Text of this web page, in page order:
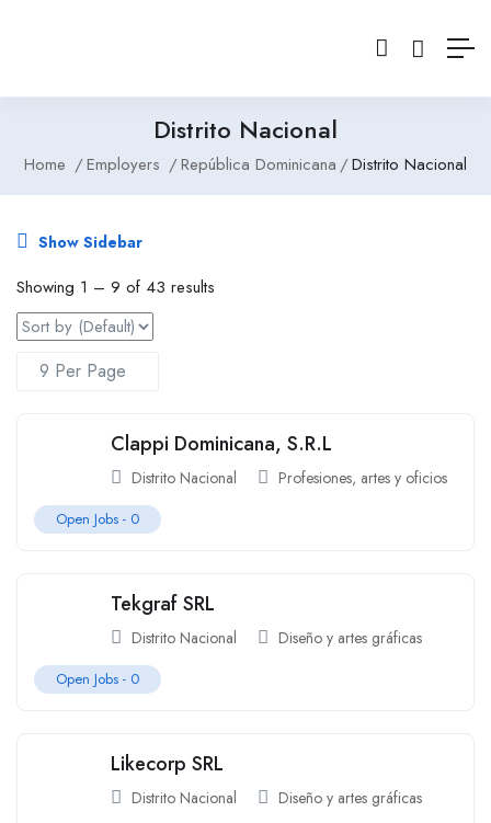
Distrito Nacional
Home Employers República Dominicana Distrito Nacional
Show Sidebar
Showing 1 – 9 of 43 results
Clappi Dominicana, S.R.L
Distrito Nacional Profesiones, artes y oficios
Open Jobs - 0
Tekgraf SRL
Distrito Nacional Diseño y artes gráficas
Open Jobs - 0
Likecorp SRL
Distrito Nacional Diseño y artes gráficas